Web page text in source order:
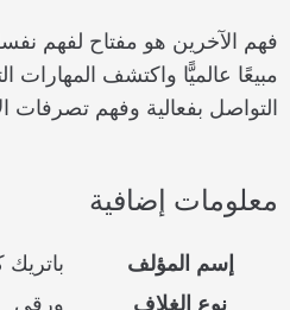
فهم الآخرين هو مفتاح لفهم
مبيعًا عالميًّا واكتشف
التواصل بفعالية وفهم
معلومات إضافية
إسم المؤلف
باتريك
نوع الغلاف
ورقي